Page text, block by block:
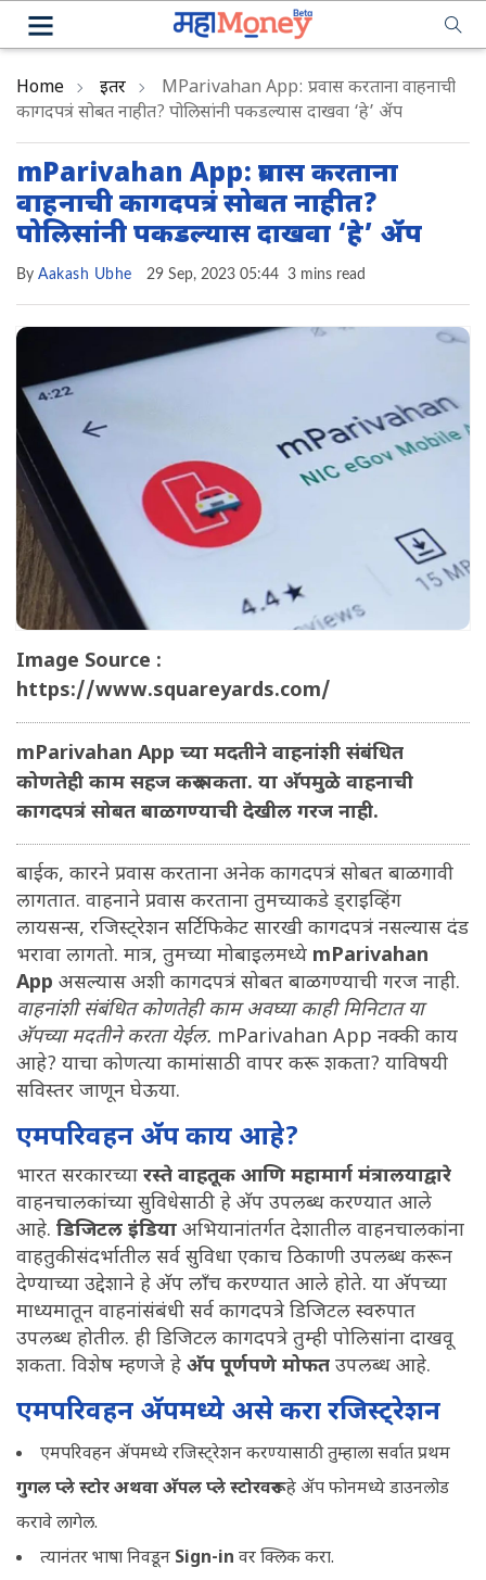
Home इतर
MParivahan App: प्रवास करताना वाहनाची
कागदपत्रं सोबत नाहीत? पोलिसांनी पकडल्यास दाखवा ‘हे’ अ‍ॅप
mParivahan App: प्रवास करताना
वाहनाची कागदपत्रं सोबत नाहीत?
पोलिसांनी पकडल्यास दाखवा ‘हे’ अ‍ॅप
By Aakash Ubhe 29 Sep, 2023 05:44 3 mins read
Image Source :
https://www.squareyards.com/
mParivahan App च्या मदतीने वाहनांशी संबंधित
कोणतेही काम सहज करू शकता. या अ‍ॅपमुळे वाहनाची
कागदपत्रं सोबत बाळगण्याची देखील गरज नाही.
बाईक, कारने प्रवास करताना अनेक कागदपत्रं सोबत बाळगावी
लागतात. वाहनाने प्रवास करताना तुमच्याकडे ड्राइव्हिंग
लायसन्स, रजिस्ट्रेशन सर्टिफिकेट सारखी कागदपत्रं नसल्यास दंड
भरावा लागतो. मात्र, तुमच्या मोबाइलमध्ये mParivahan
App असल्यास अशी कागदपत्रं सोबत बाळगण्याची गरज नाही.
वाहनांशी संबंधित कोणतेही काम अवघ्या काही मिनिटात या
अ‍ॅपच्या मदतीने करता येईल. mParivahan App नक्की काय
आहे? याचा कोणत्या कामांसाठी वापर करू शकता? याविषयी
सविस्तर जाणून घेऊया.
एमपरिवहन अ‍ॅप काय आहे?
भारत सरकारच्या रस्ते वाहतूक आणि महामार्ग मंत्रालयाद्वारे
वाहनचालकांच्या सुविधेसाठी हे अ‍ॅप उपलब्ध करण्यात आले
आहे. डिजिटल इंडिया अभियानांतर्गत देशातील वाहनचालकांना
वाहतुकीसंदर्भातील सर्व सुविधा एकाच ठिकाणी उपलब्ध करून
देण्याच्या उद्देशाने हे अ‍ॅप लाँच करण्यात आले होते. या अ‍ॅपच्या
माध्यमातून वाहनांसंबंधी सर्व कागदपत्रे डिजिटल स्वरुपात
उपलब्ध होतील. ही डिजिटल कागदपत्रे तुम्ही पोलिसांना दाखवू
शकता. विशेष म्हणजे हे अ‍ॅप पूर्णपणे मोफत उपलब्ध आहे.
एमपरिवहन अ‍ॅपमध्ये असे करा रजिस्ट्रेशन
एमपरिवहन अ‍ॅपमध्ये रजिस्ट्रेशन करण्यासाठी तुम्हाला सर्वात प्रथम
गुगल प्ले स्टोर अथवा अ‍ॅपल प्ले स्टोरवरूनहे अ‍ॅप फोनमध्ये डाउनलोड
करावे लागेल.
त्यानंतर भाषा निवडून Sign-in वर क्लिक करा.